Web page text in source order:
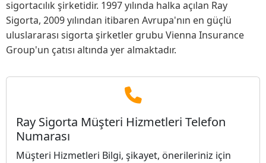
sigortacılık şirketidir. 1997 yılında halka açılan Ray
Sigorta, 2009 yılından itibaren Avrupa'nın en güçlü
uluslararası sigorta şirketler grubu Vienna Insurance
Group'un çatısı altında yer almaktadır.
Ray Sigorta Müşteri Hizmetleri Telefon
Numarası
Müşteri Hizmetleri Bilgi, şikayet, önerileriniz için